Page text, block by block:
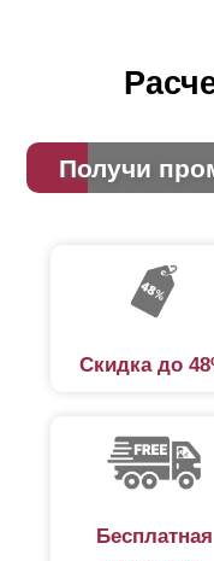
Получи
Скидка до
Бесплатная